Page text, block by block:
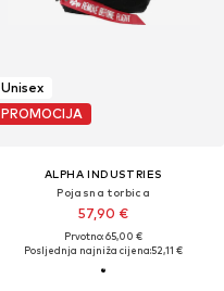
Unisex
PROMOCIJA
ALPHA INDUSTRIES
Pojasna torbica
57,90 €
Prvotno: 65,00 €
Posljednja najniža cijena:52,11 €